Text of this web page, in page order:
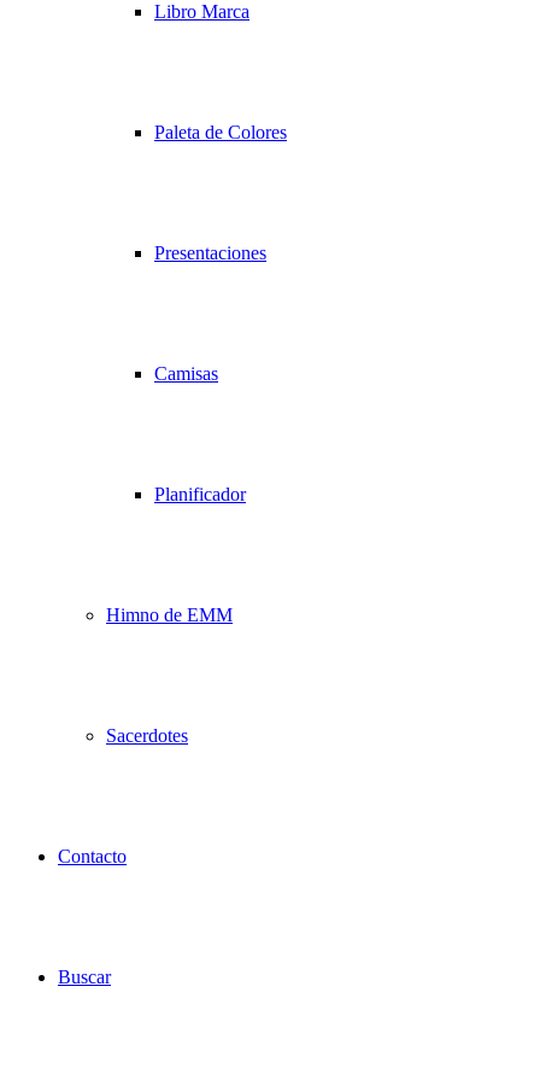
Libro Marca
Paleta de Colores
Presentaciones
Camisas
Planificador
Himno de EMM
Sacerdotes
Contacto
Buscar